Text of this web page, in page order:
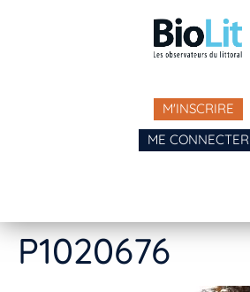
M'INSCRIRE
ME CONNECTER
P1020676